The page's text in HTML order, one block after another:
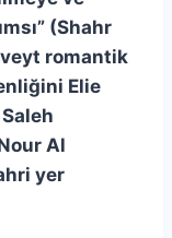
(Shahr
romantik
Elie
Al
yer